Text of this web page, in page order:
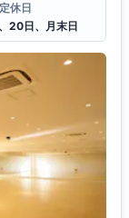
定休日
20日、月末日